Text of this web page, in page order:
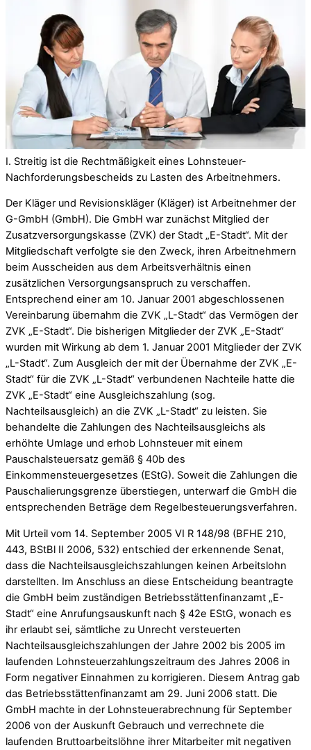
I. Streitig ist die Rechtmäßigkeit eines Lohnsteuer-
Nachforderungsbescheids zu Lasten des Arbeitnehmers.
Der Kläger und Revisionskläger (Kläger) ist Arbeitnehmer der
G-GmbH (GmbH). Die GmbH war zunächst Mitglied der
Zusatzversorgungskasse (ZVK) der Stadt „E-Stadt“. Mit der
Mitgliedschaft verfolgte sie den Zweck, ihren Arbeitnehmern
beim Ausscheiden aus dem Arbeitsverhältnis einen
zusätzlichen Versorgungsanspruch zu verschaffen.
Entsprechend einer am 10. Januar 2001 abgeschlossenen
Vereinbarung übernahm die ZVK „L-Stadt“ das Vermögen der
ZVK „E-Stadt“. Die bisherigen Mitglieder der ZVK „E-Stadt“
wurden mit Wirkung ab dem 1. Januar 2001 Mitglieder der ZVK
„L-Stadt“. Zum Ausgleich der mit der Übernahme der ZVK „E-
Stadt“ für die ZVK „L-Stadt“ verbundenen Nachteile hatte die
ZVK „E-Stadt“ eine Ausgleichszahlung (sog.
Nachteilsausgleich) an die ZVK „L-Stadt“ zu leisten. Sie
behandelte die Zahlungen des Nachteilsausgleichs als
erhöhte Umlage und erhob Lohnsteuer mit einem
Pauschalsteuersatz gemäß § 40b des
Einkommensteuergesetzes (EStG). Soweit die Zahlungen die
Pauschalierungsgrenze überstiegen, unterwarf die GmbH die
entsprechenden Beträge dem Regelbesteuerungsverfahren.
Mit Urteil vom 14. September 2005 VI R 148/98 (BFHE 210,
443, BStBl II 2006, 532) entschied der erkennende Senat,
dass die Nachteilsausgleichszahlungen keinen Arbeitslohn
darstellten. Im Anschluss an diese Entscheidung beantragte
die GmbH beim zuständigen Betriebsstättenfinanzamt „E-
Stadt“ eine Anrufungsauskunft nach § 42e EStG, wonach es
ihr erlaubt sei, sämtliche zu Unrecht versteuerten
Nachteilsausgleichszahlungen der Jahre 2002 bis 2005 im
laufenden Lohnsteuerzahlungszeitraum des Jahres 2006 in
Form negativer Einnahmen zu korrigieren. Diesem Antrag gab
das Betriebsstättenfinanzamt am 29. Juni 2006 statt. Die
GmbH machte in der Lohnsteuerabrechnung für September
2006 von der Auskunft Gebrauch und verrechnete die
laufenden Bruttoarbeitslöhne ihrer Mitarbeiter mit negativen